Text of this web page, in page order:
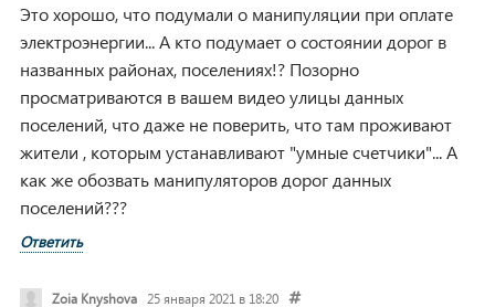
Это хорошо, что подумали о манипуляции при оплате
электроэнергии...А кто подумает о состоянии дорог в
названных районах, поселениях!? Позорно
просматриваются в вашем видео улицы данных
поселений, что даже не поверить, что там проживают
жители , которым устанавливают "умные счетчики"...А
как же обозвать манипуляторов дорог данных
поселений???
Ответить
Zoia Knyshova 25 января 2021 в 18:20